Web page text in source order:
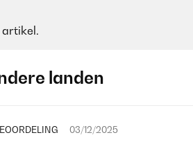
artikel.
landen
03/12/2025